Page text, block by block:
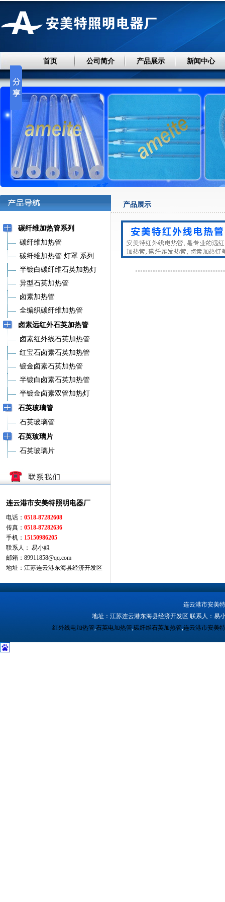
首页 公司简介 产品展示 新闻中心
碳纤维加热管系列
碳纤维加热管
碳纤维加热管 灯罩 系列
半镀白碳纤维石英加热灯
异型石英加热管
卤素加热管
全编织碳纤维加热管
卤素远红外石英加热管
卤素红外线石英加热管
红宝石卤素石英加热管
镀金卤素石英加热管
半镀白卤素石英加热管
半镀金卤素双管加热灯
石英玻璃管
石英玻璃管
石英玻璃片
石英玻璃片
连云港市安美特照明电器厂
电话：0518-87282608
传真：0518-87282636
手机： 15150986205
联系人： 易小姐
邮箱：89911858@qq.com
地址：江苏连云港东海县经济开发区
产品展示
连云港市安美
地址：江苏连云港东海县经济开发区 联系人：易
红外线电加热管,石英电加热管,碳纤维石英加热管,连云港市安美